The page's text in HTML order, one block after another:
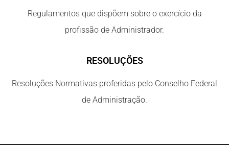
Regulamentos que dispõem sobre o exercício da
profissão de Administrador.
RESOLUÇÕES
Resoluções Normativas proferidas pelo Conselho Federal
de Administração.